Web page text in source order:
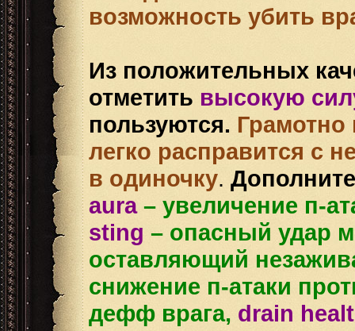
возможность убить
Из положительных
отметить высокую
пользуются.
легко расправится с
в одиночку.
aurа – увеличение п-
sting – опасный удар
оставляющий
снижение п-атаки
дефф врага, drain